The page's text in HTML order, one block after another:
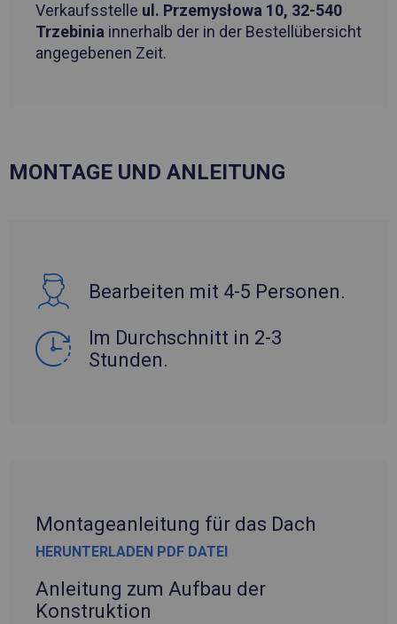
Verkaufsstelle ul. Przemysłowa 10, 32-540
Trzebinia innerhalb der in der Bestellübersicht
angegebenen Zeit.
MONTAGE UND ANLEITUNG
Bearbeiten mit 4-5 Personen.
Im Durchschnitt in 2-3
Stunden.
Montageanleitung für das Dach
HERUNTERLADEN PDF DATEI
Anleitung zum Aufbau der
Konstruktion